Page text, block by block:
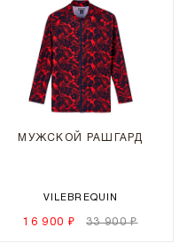
МУЖСКОЙ РАШГАРД
VILEBREQUIN
16 900 ₽ 33 900 ₽